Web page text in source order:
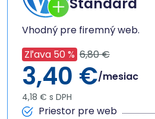
Vhodný pre firemný web.
Zľava 50 % 6,80 €
3,40 €/mesiac
4,18 € s DPH
Priestor pre web